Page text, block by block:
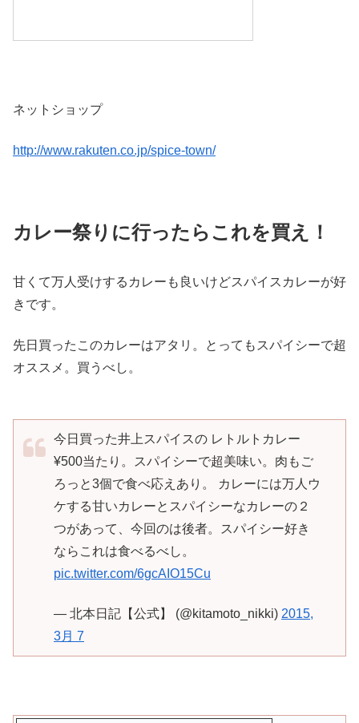
ネットショップ
http://www.rakuten.co.jp/spice-town/
カレー祭りに行ったらこれを買え！
甘くて万人受けするカレーも良いけどスパイスカレーが好
きです。
先日買ったこのカレーはアタリ。とってもスパイシーで超
オススメ。買うべし。
今日買った井上スパイスの レトルトカレー
¥500当たり。スパイシーで超美味い。肉もご
ろっと3個で食べ応えあり。 カレーには万人ウ
ケする甘いカレーとスパイシーなカレーの２
つがあって、今回のは後者。スパイシー好き
ならこれは食べるべし。
pic.twitter.com/6gcAIO15Cu
— 北本日記【公式】 (@kitamoto_nikki) 2015,
3月 7